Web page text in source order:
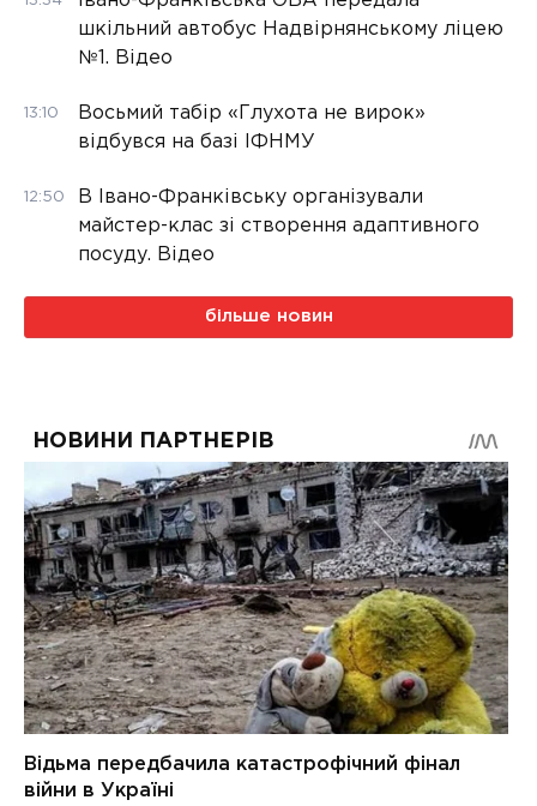
шкільний автобус Надвірнянському ліцею
№1. Відео
13:10
Восьмий табір «Глухота не вирок»
відбувся на базі ІФНМУ
12:50
В Івано-Франківську організували
майстер-клас зі створення адаптивного
посуду. Відео
більше новин